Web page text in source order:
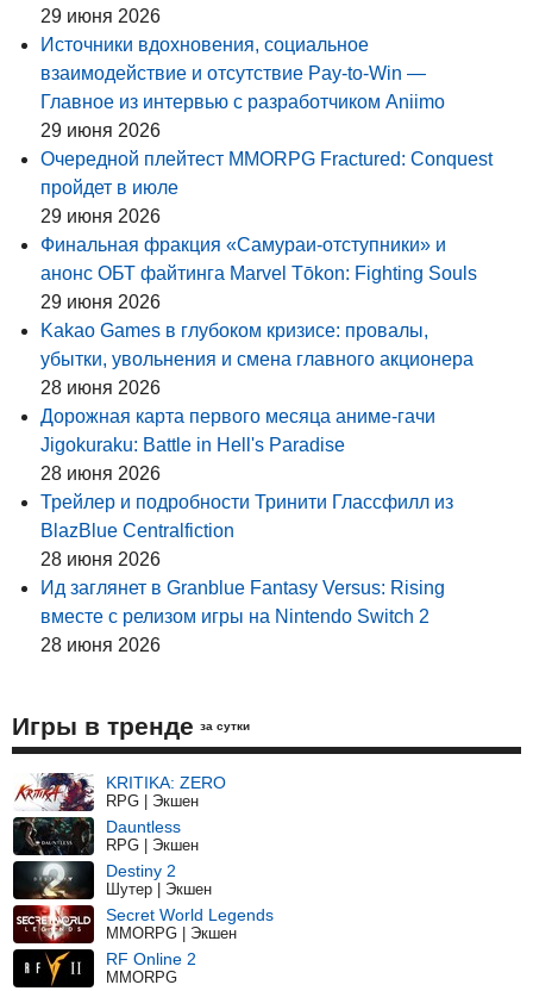
29 июня 2026
Источники вдохновения, социальное
взаимодействие и отсутствие Pay-to-Win —
Главное из интервью с разработчиком Aniimo
29 июня 2026
Очередной плейтест MMORPG Fractured: Conquest
пройдет в июле
29 июня 2026
Финальная фракция «Самураи-отступники» и
анонс ОБТ файтинга Marvel Tōkon: Fighting Souls
29 июня 2026
Kakao Games в глубоком кризисе: провалы,
убытки, увольнения и смена главного акционера
28 июня 2026
Дорожная карта первого месяца аниме-гачи
Jigokuraku: Battle in Hell's Paradise
28 июня 2026
Трейлер и подробности Тринити Глассфилл из
BlazBlue Centralfiction
28 июня 2026
Ид заглянет в Granblue Fantasy Versus: Rising
вместе с релизом игры на Nintendo Switch 2
28 июня 2026
Игры в тренде за сутки
KRITIKA: ZERO
RPG | Экшен
Dauntless
RPG | Экшен
Destiny 2
Шутер | Экшен
Secret World Legends
MMORPG | Экшен
RF Online 2
MMORPG